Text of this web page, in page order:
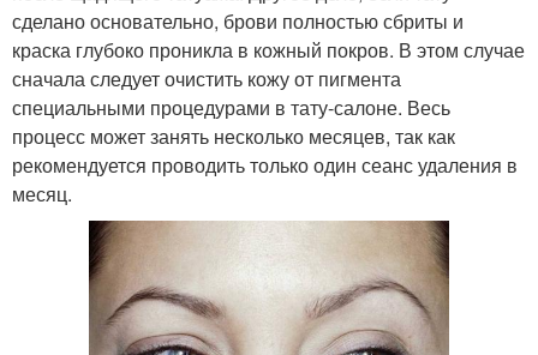
сделано основательно, брови полностью сбриты и
краска глубоко проникла в кожный покров. В этом случае
сначала следует очистить кожу от пигмента
специальными процедурами в тату-салоне. Весь
процесс может занять несколько месяцев, так как
рекомендуется проводить только один сеанс удаления в
месяц.